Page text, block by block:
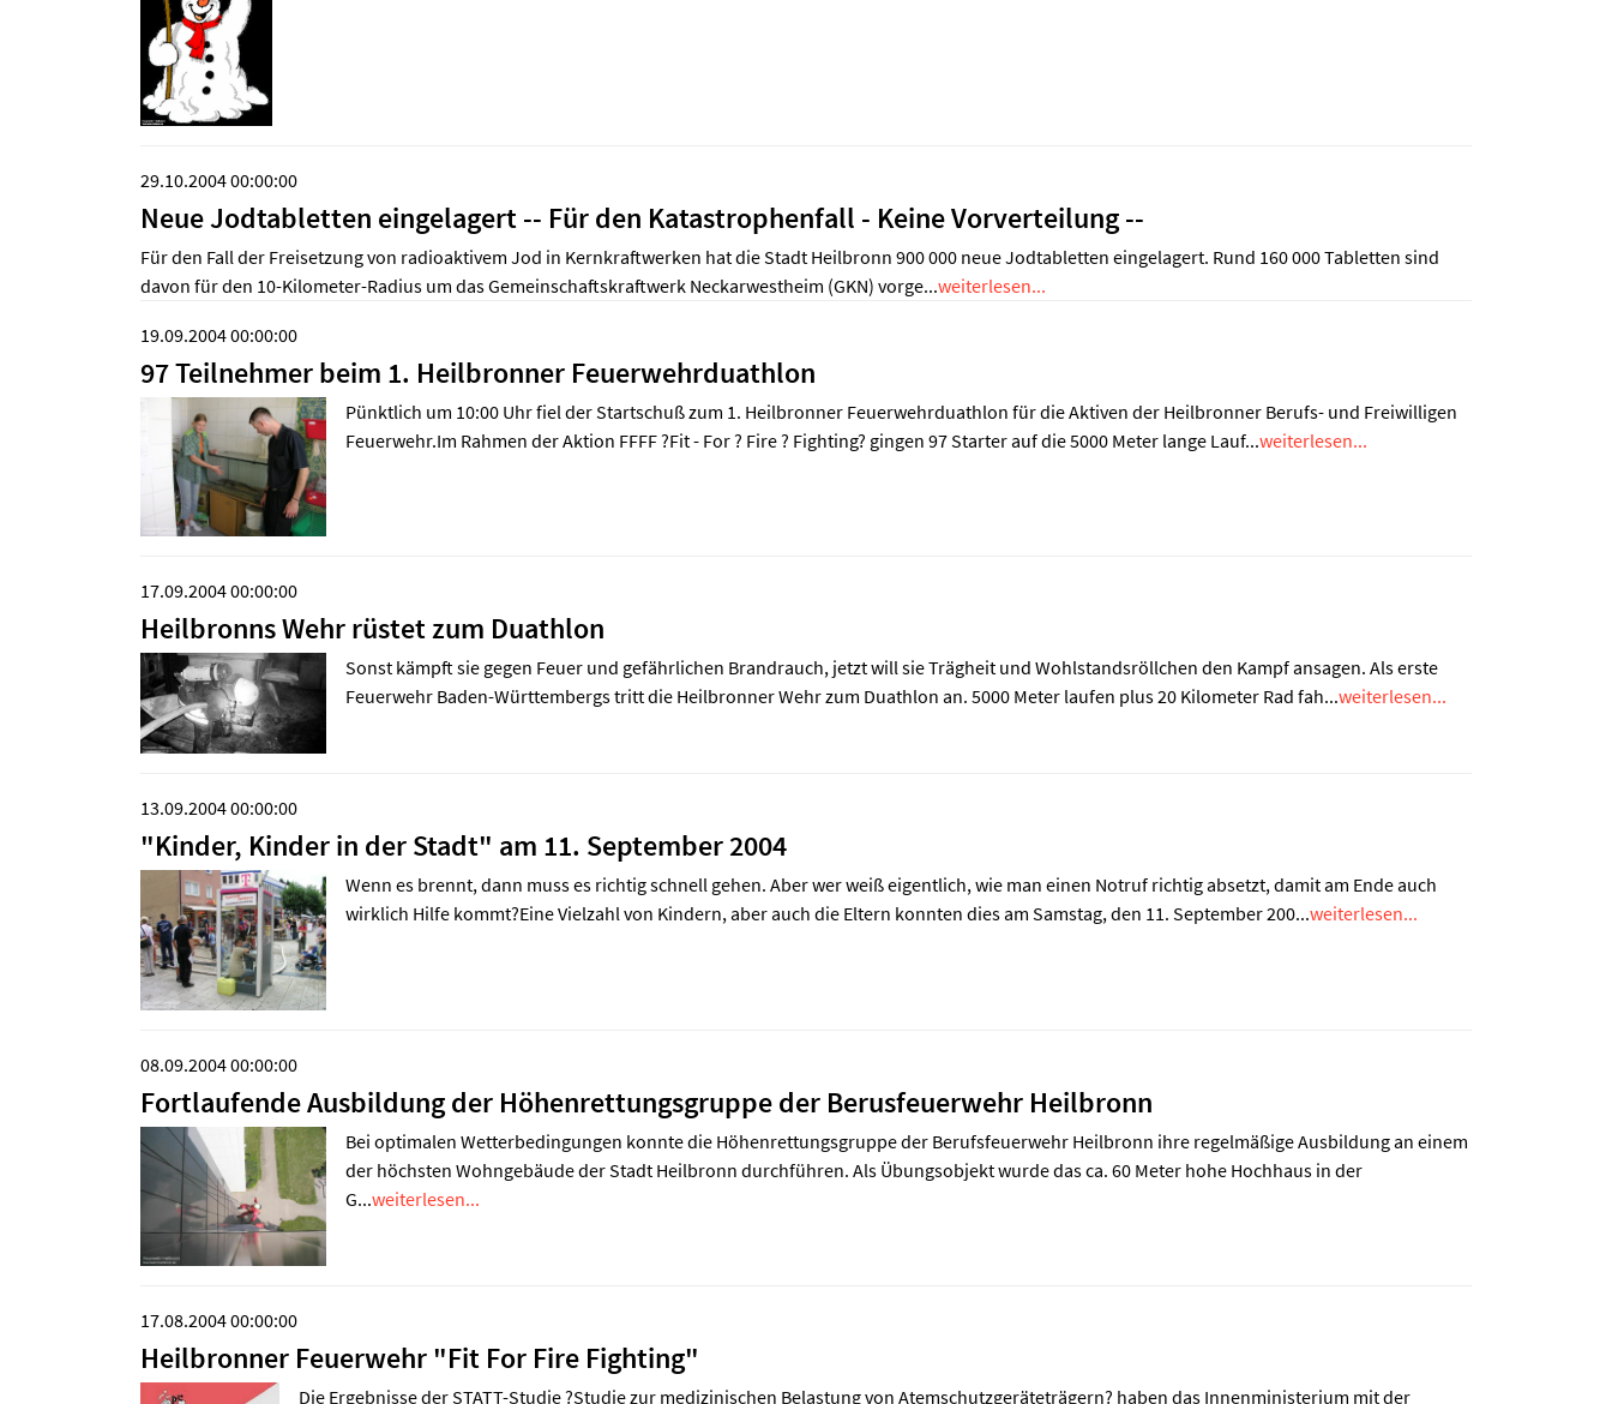
29.10.2004 00:00:00
Neue Jodtabletten eingelagert -- Für den Katastrophenfall - Keine Vorverteilung --
Für den Fall der Freisetzung von radioaktivem Jod in Kernkraftwerken hat die Stadt Heilbronn 900 000 neue Jodtabletten eingelagert. Rund 160 000 Tabletten sind
davon für den 10-Kilometer-Radius um das Gemeinschaftskraftwerk Neckarwestheim (GKN) vorge...weiterlesen...
19.09.2004 00:00:00
97 Teilnehmer beim 1. Heilbronner Feuerwehrduathlon
Pünktlich um 10:00 Uhr fiel der Startschuß zum 1. Heilbronner Feuerwehrduathlon für die Aktiven der Heilbronner Berufs- und Freiwilligen
Feuerwehr.Im Rahmen der Aktion FFFF ?Fit - For ? Fire ? Fighting? gingen 97 Starter auf die 5000 Meter lange Lauf...weiterlesen...
17.09.2004 00:00:00
Heilbronns Wehr rüstet zum Duathlon
Sonst kämpft sie gegen Feuer und gefährlichen Brandrauch, jetzt will sie Trägheit und Wohlstandsröllchen den Kampf ansagen. Als erste
Feuerwehr Baden-Württembergs tritt die Heilbronner Wehr zum Duathlon an. 5000 Meter laufen plus 20 Kilometer Rad fah...weiterlesen...
13.09.2004 00:00:00
"Kinder, Kinder in der Stadt" am 11. September 2004
Wenn es brennt, dann muss es richtig schnell gehen. Aber wer weiß eigentlich, wie man einen Notruf richtig absetzt, damit am Ende auch
wirklich Hilfe kommt?Eine Vielzahl von Kindern, aber auch die Eltern konnten dies am Samstag, den 11. September 200...weiterlesen...
08.09.2004 00:00:00
Fortlaufende Ausbildung der Höhenrettungsgruppe der Berusfeuerwehr Heilbronn
Bei optimalen Wetterbedingungen konnte die Höhenrettungsgruppe der Berufsfeuerwehr Heilbronn ihre regelmäßige Ausbildung an einem
der höchsten Wohngebäude der Stadt Heilbronn durchführen. Als Übungsobjekt wurde das ca. 60 Meter hohe Hochhaus in der
G...weiterlesen...
17.08.2004 00:00:00
Heilbronner Feuerwehr "Fit For Fire Fighting"
Die Ergebnisse der STATT-Studie ?Studie zur medizinischen Belastung von Atemschutzgeräteträgern? haben das Innenministerium mit der